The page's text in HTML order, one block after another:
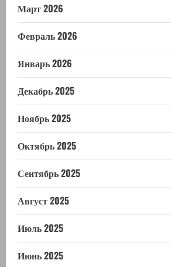
Март 2026
Февраль 2026
Январь 2026
Декабрь 2025
Ноябрь 2025
Октябрь 2025
Сентябрь 2025
Август 2025
Июль 2025
Июнь 2025